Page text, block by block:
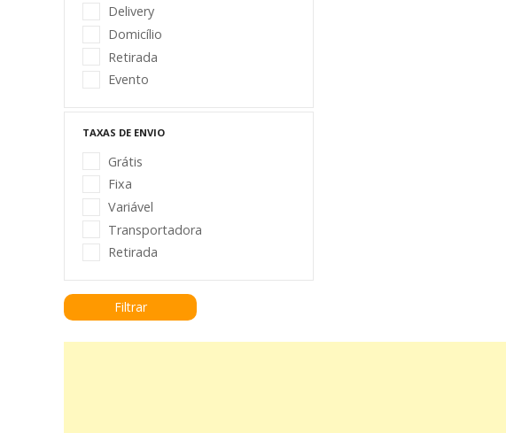
Delivery
Domicílio
Retirada
Evento
TAXAS DE ENVIO
Grátis
Fixa
Variável
Transportadora
Retirada
Filtrar